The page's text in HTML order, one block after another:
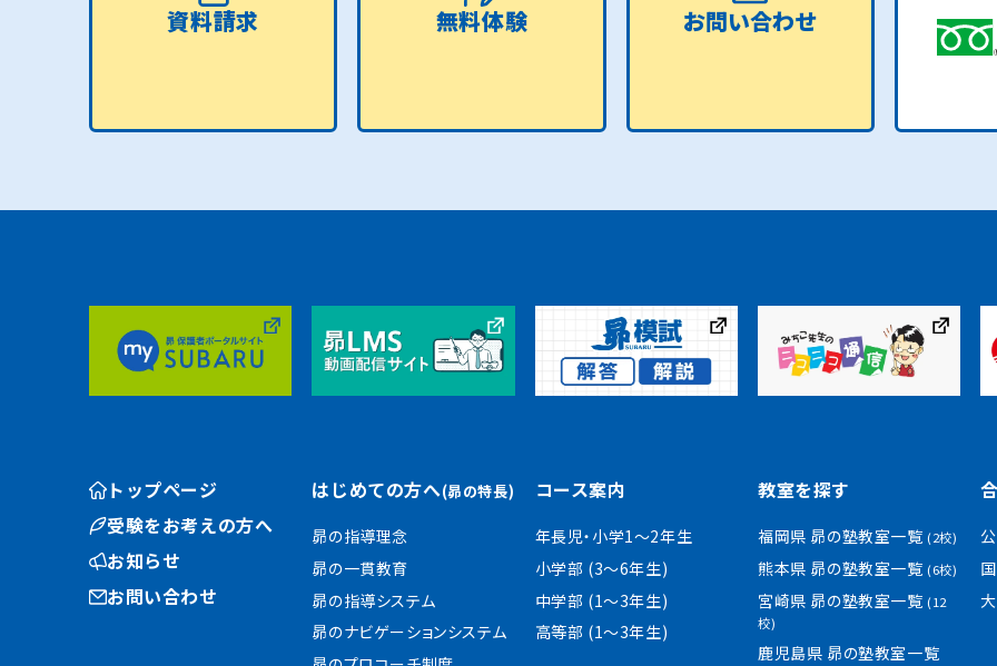
資料請求 無料体験 お問い合わせ
トップページ
受験をお考えの方へ
お知らせ
お問い合わせ
はじめての方へ(昴の特長)
昴の指導理念
昴の一貫教育
昴の指導システム
昴のナビゲーションシステム
コース案内
年長児・小学1〜2年生
小学部 (3〜6年生)
中学部 (1〜3年生)
高等部 (1〜3年生)
教室を探す
福岡県 昴の塾教室一覧(2校)
熊本県 昴の塾教室一覧(6校)
宮崎県 昴の塾教室一覧(12
校)
鹿児島県 昴の塾教室一覧